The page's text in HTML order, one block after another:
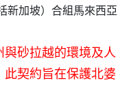
新加坡）合組馬來西亞
砂拉越的環境及人
契約旨在保護北婆